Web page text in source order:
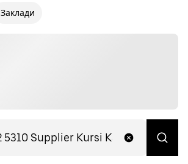
Заклади